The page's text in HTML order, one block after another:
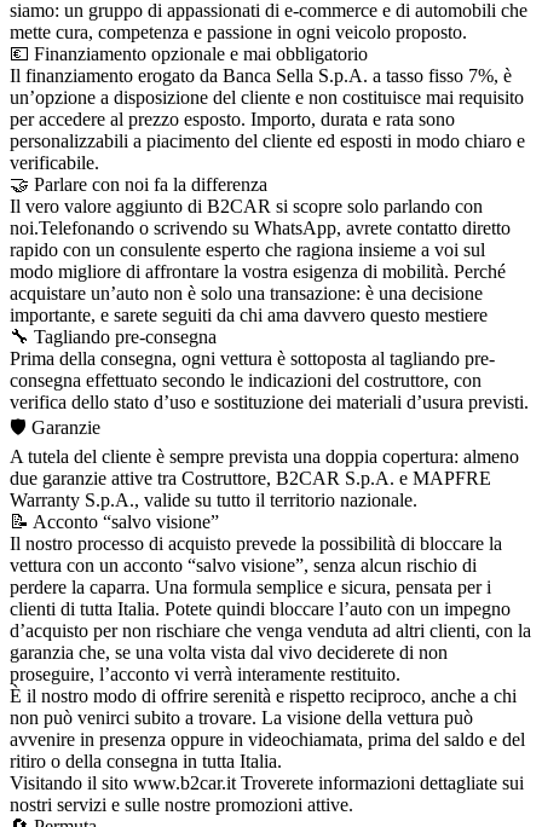
siamo: un gruppo di appassionati di e-commerce e di automobili che
mette cura, competenza e passione in ogni veicolo proposto.
💶 Finanziamento opzionale e mai obbligatorio
Il finanziamento erogato da Banca Sella S.p.A. a tasso fisso 7%, è
un’opzione a disposizione del cliente e non costituisce mai requisito
per accedere al prezzo esposto. Importo, durata e rata sono
personalizzabili a piacimento del cliente ed esposti in modo chiaro e
verificabile.
🤝 Parlare con noi fa la differenza
Il vero valore aggiunto di B2CAR si scopre solo parlando con
noi.Telefonando o scrivendo su WhatsApp, avrete contatto diretto
rapido con un consulente esperto che ragiona insieme a voi sul
modo migliore di affrontare la vostra esigenza di mobilità. Perché
acquistare un’auto non è solo una transazione: è una decisione
importante, e sarete seguiti da chi ama davvero questo mestiere
🔧 Tagliando pre-consegna
Prima della consegna, ogni vettura è sottoposta al tagliando pre-
consegna effettuato secondo le indicazioni del costruttore, con
verifica dello stato d’uso e sostituzione dei materiali d’usura previsti.
🛡️ Garanzie
A tutela del cliente è sempre prevista una doppia copertura: almeno
due garanzie attive tra Costruttore, B2CAR S.p.A. e MAPFRE
Warranty S.p.A., valide su tutto il territorio nazionale.
📝 Acconto “salvo visione”
Il nostro processo di acquisto prevede la possibilità di bloccare la
vettura con un acconto “salvo visione”, senza alcun rischio di
perdere la caparra. Una formula semplice e sicura, pensata per i
clienti di tutta Italia. Potete quindi bloccare l’auto con un impegno
d’acquisto per non rischiare che venga venduta ad altri clienti, con la
garanzia che, se una volta vista dal vivo deciderete di non
proseguire, l’acconto vi verrà interamente restituito.
È il nostro modo di offrire serenità e rispetto reciproco, anche a chi
non può venirci subito a trovare. La visione della vettura può
avvenire in presenza oppure in videochiamata, prima del saldo e del
ritiro o della consegna in tutta Italia.
Visitando il sito www.b2car.it Troverete informazioni dettagliate sui
nostri servizi e sulle nostre promozioni attive.